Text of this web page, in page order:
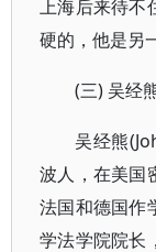
上海后来待不
硬的，他是另
(三) 吴经
吴经熊
波人，在美国
法国和德国作
学法学院院长